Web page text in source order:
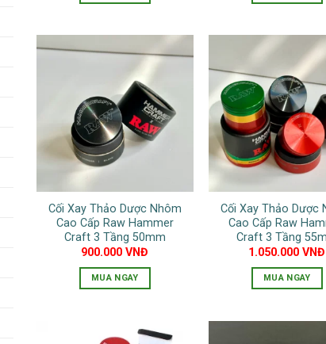
Cối Xay Thảo Dược Nhôm
Cao Cấp Raw Hammer
Craft 3 Tầng 50mm
900.000VNĐ
MUA NGAY
Cối Xay Thảo Dược
Cao Cấp Raw
Craft 3 Tầng
1.050.000VNĐ
MUA NGAY